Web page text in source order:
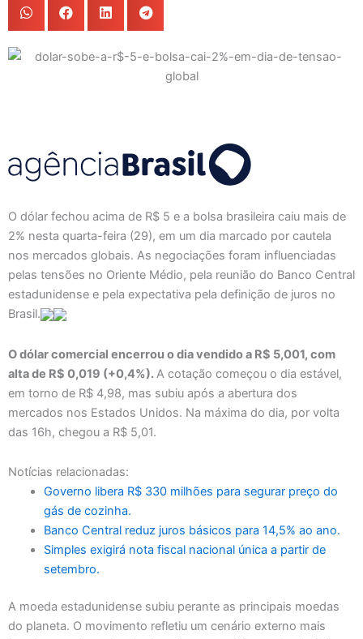
O dólar fechou acima de R$ 5 e a bolsa brasileira caiu mais de
2% nesta quarta-feira (29), em um dia marcado por cautela
nos mercados globais. As negociações foram influenciadas
pelas tensões no Oriente Médio, pela reunião do Banco Central
estadunidense e pela expectativa pela definição de juros no
Brasil.
O dólar comercial encerrou o dia vendido a R$ 5,001, com
alta de R$ 0,019 (+0,4%).A cotação começou o dia estável,
em torno de R$ 4,98, mas subiu após a abertura dos
mercados nos Estados Unidos. Na máxima do dia, por volta
das 16h, chegou a R$ 5,01.
Notícias relacionadas:
Governo libera R$ 330 milhões para segurar preço do
gás de cozinha.
Banco Central reduz juros básicos para 14,5% ao ano.
Simples exigirá nota fiscal nacional única a partir de
setembro.
A moeda estadunidense subiu perante as principais moedas
do planeta. O movimento refletiu um cenário externo mais